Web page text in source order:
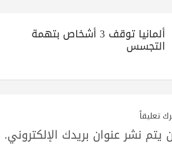
ألمانيا توقف 3 أشخاص بتهمة
التجسس
تعليقاً
يتم نشر عنوان بريدك الإلكتروني.